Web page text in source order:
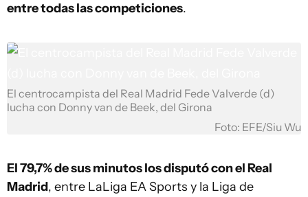
entre todas las competiciones.
El centrocampista del Real Madrid Fede Valverde (d)
lucha con Donny van de Beek, del Girona
Foto: EFE/Siu Wu
El 79,7% de sus minutos los disputó con el Real
Madrid, entre LaLiga EA Sports y la Liga de